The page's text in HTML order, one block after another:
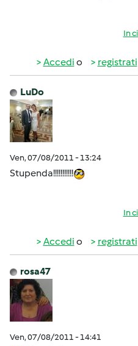
In
Accedi o registrati
LuDo
Ven, 07/08/2011 - 13:24
Stupenda!!!!!!!!!!!
In
Accedi o registrati
rosa47
Ven, 07/08/2011 - 14:41